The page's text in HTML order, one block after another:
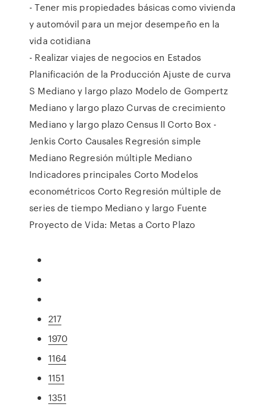
- Tener mis propiedades básicas como vivienda
y automóvil para un mejor desempeño en la
vida cotidiana
- Realizar viajes de negocios en Estados
Planificación de la Producción Ajuste de curva
S Mediano y largo plazo Modelo de Gompertz
Mediano y largo plazo Curvas de crecimiento
Mediano y largo plazo Census II Corto Box -
Jenkis Corto Causales Regresión simple
Mediano Regresión múltiple Mediano
Indicadores principales Corto Modelos
econométricos Corto Regresión múltiple de
series de tiempo Mediano y largo Fuente
Proyecto de Vida: Metas a Corto Plazo
217
1970
1164
1151
1351